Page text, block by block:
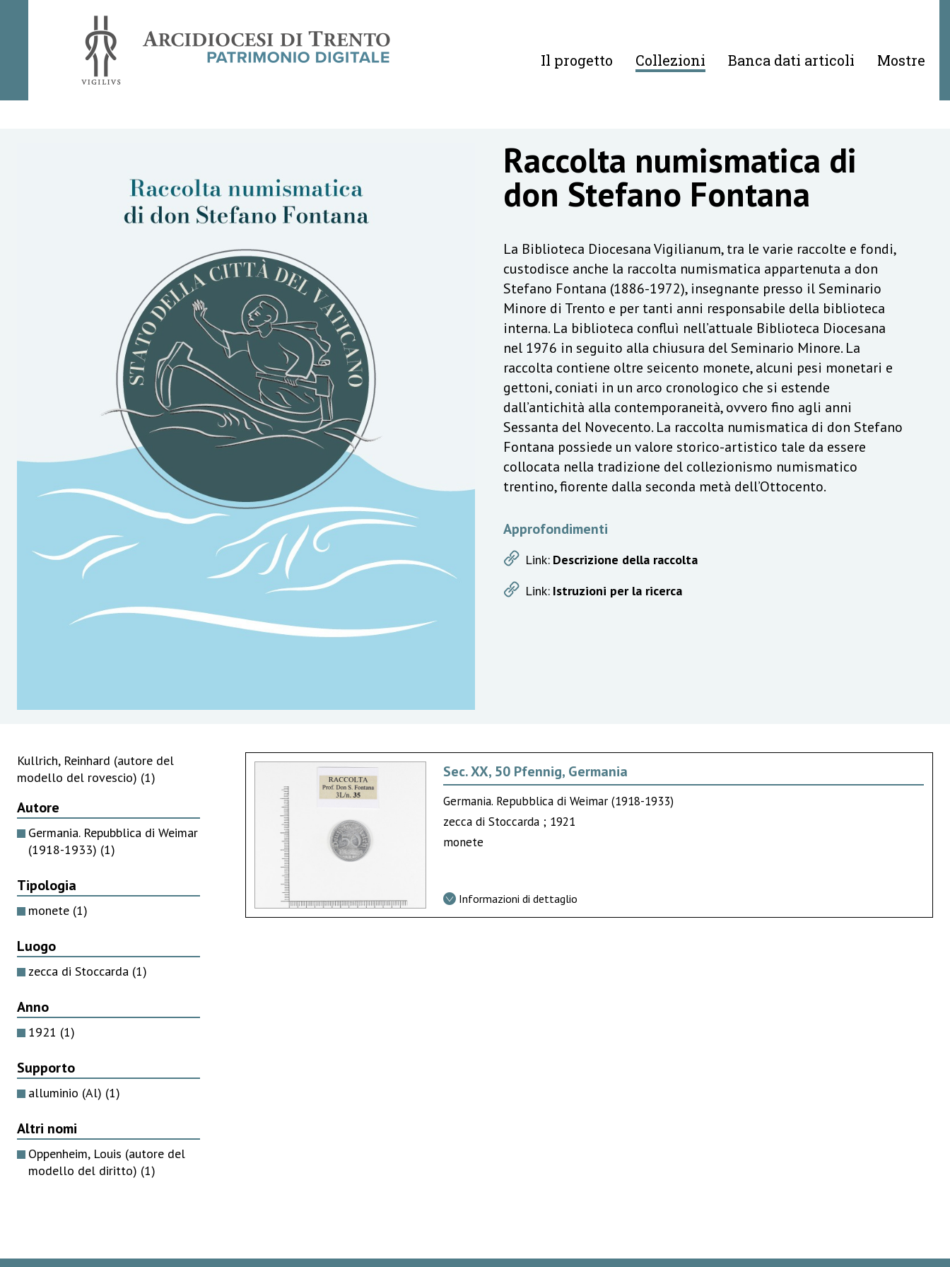
Il progetto Collezioni Banca dati articoli Mostre
Raccolta numismatica di
don Stefano Fontana
La Biblioteca Diocesana Vigilianum, tra le varie raccolte e fondi,
custodisce anche la raccolta numismatica appartenuta a don
Stefano Fontana (1886-1972), insegnante presso il Seminario
Minore di Trento e per tanti anni responsabile della biblioteca
interna. La biblioteca confluì nell’attuale Biblioteca Diocesana
nel 1976 in seguito alla chiusura del Seminario Minore. La
raccolta contiene oltre seicento monete, alcuni pesi monetari e
gettoni, coniati in un arco cronologico che si estende
dall’antichità alla contemporaneità, ovvero fino agli anni
Sessanta del Novecento. La raccolta numismatica di don Stefano
Fontana possiede un valore storico-artistico tale da essere
collocata nella tradizione del collezionismo numismatico
trentino, fiorente dalla seconda metà dell’Ottocento.
Approfondimenti
Link: Descrizione della raccolta
Link: Istruzioni per la ricerca
Kullrich, Reinhard (autore del
modello del rovescio) (1)
Autore
Germania. Repubblica di Weimar
(1918-1933) (1)
Tipologia
monete (1)
Luogo
zecca di Stoccarda (1)
Anno
1921 (1)
Supporto
alluminio (Al) (1)
Altri nomi
Oppenheim, Louis (autore del
modello del diritto) (1)
Sec. XX, 50 Pfennig, Germania
Germania. Repubblica di Weimar (1918-1933)
zecca di Stoccarda ; 1921
monete
Informazioni di dettaglio